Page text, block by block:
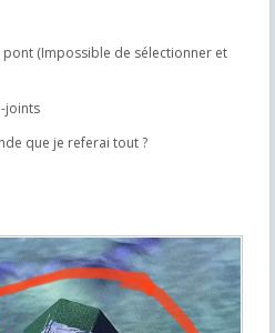
(Impossible de sélectionner et
joints
que je referai tout ?